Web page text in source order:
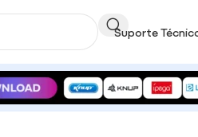
Suporte